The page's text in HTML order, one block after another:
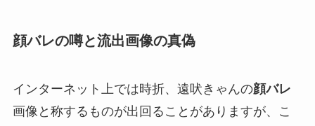
顔バレの噂と流出画像の真偽
インターネット上では時折、遠吠きゃんの顔バレ
画像と称するものが出回ることがありますが、こ